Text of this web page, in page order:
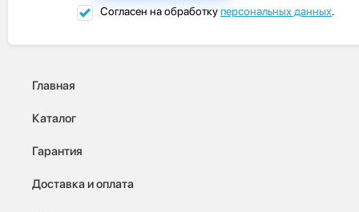
Согласен на обработкуперсональных данных.
Главная
Каталог
Гарантия
Доставка и оплата